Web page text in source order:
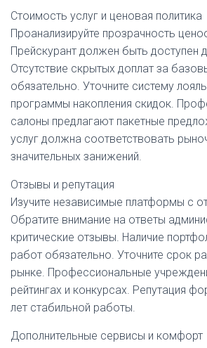
Стоимость услуг и ценовая политика
Проанализируйте прозрачность
Прейскурант должен быть доступен
Отсутствие скрытых доплат за
обязательно. Уточните систему
программы накопления скидок.
салоны предлагают пакетные
услуг должна соответствовать
значительных занижений.
Отзывы и репутация
Изучите независимые платформы с
Обратите внимание на ответы
критические отзывы. Наличие
работ обязательно. Уточните срок
рынке. Профессиональные
рейтингах и конкурсах. Репутация
лет стабильной работы.
Дополнительные сервисы и комфорт